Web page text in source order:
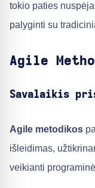
tokio paties
palyginti su
Agile
Savalaikis
Agile metodikos
išleidimas,
veikianti